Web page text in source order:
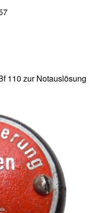
110 zur Notauslösung